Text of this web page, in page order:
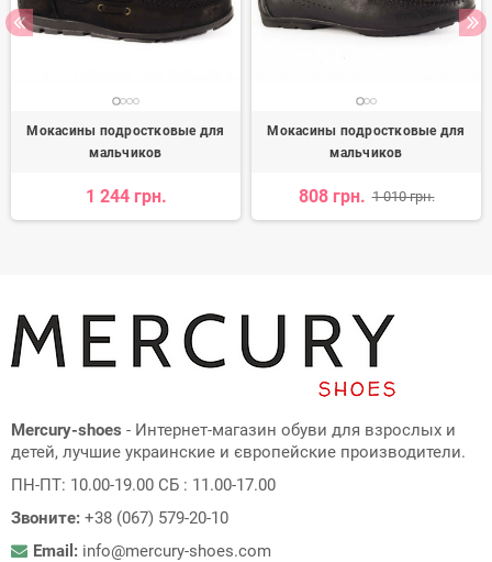
Мокасины подростковые для
мальчиков
1 244 грн.
Мокасины подростковые для
мальчиков
808 грн. 1 010 грн.
Mercury-shoes - Интернет-магазин обуви для взрослых и
детей, лучшие украинские и європейские производители.
ПН-ПТ: 10.00-19.00 СБ : 11.00-17.00
Звоните: +38 (067) 579-20-10
Email: info@mercury-shoes.com